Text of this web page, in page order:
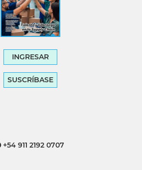
INGRESAR
SUSCRÍBASE
+54 911 2192 0707